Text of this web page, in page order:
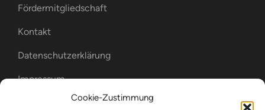
Cookie-Zustimmung
Fördermitgliedschaft
Kontakt
Datenschutzerklärung
Impressum
Cookie-Richtlinie (EU)